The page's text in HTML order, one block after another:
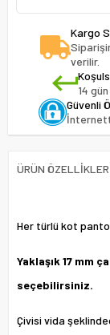
Kargo
verilir.
14
Güvenli
ÜRÜN
Her türlü kot
Yaklaşık 17 mm
seçebilirsiniz.
Çivisi vida